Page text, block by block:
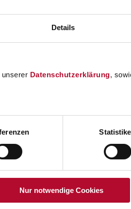
Details
unserer Datenschutzerklärung,
Nur notwendige Cookies
Tag wie jedes Jahr eine
und seine Verkleidung
jungen Kinder schon recht gut,
leckere Faschingskrapfen zur